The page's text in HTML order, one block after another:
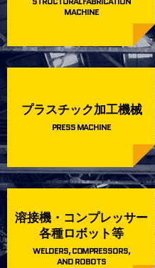
MACHINE
プラスチック加工機械
PRESS MACHINE
溶接機・コンプレッサー
各種ロボット等
WELDERS, COMPRESSORS,
AND ROBOTS